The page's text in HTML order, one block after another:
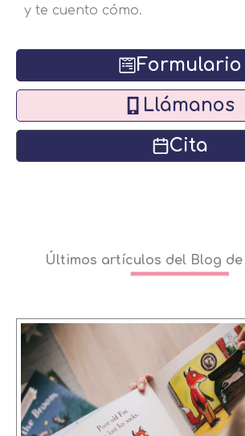
y te cuento cómo.
Formulario
Llámanos
Cita
Últimos artículos del Blog